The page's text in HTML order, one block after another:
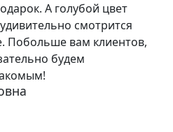
А голубой цвет
смотрится
Побольше вам клиентов,
будем